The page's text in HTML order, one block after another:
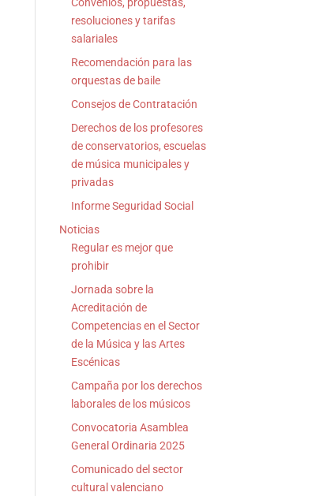
resoluciones y tarifas
salariales
Recomendación para las
orquestas de baile
Consejos de Contratación
Derechos de los profesores
de conservatorios, escuelas
de música municipales y
privadas
Informe Seguridad Social
Noticias
Regular es mejor que
prohibir
Jornada sobre la
Acreditación de
Competencias en el Sector
de la Música y las Artes
Escénicas
Campaña por los derechos
laborales de los músicos
Convocatoria Asamblea
General Ordinaria 2025
Comunicado del sector
cultural valenciano